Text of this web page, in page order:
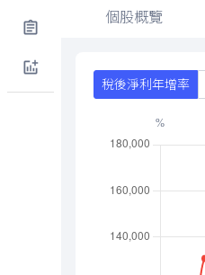
個股概覽
稅後淨利年增率